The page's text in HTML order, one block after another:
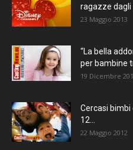
ragazze dagli
23 Maggio 2013
“La bella
per bambine
19 Dicembre
Cercasi bimbi
12...
22 Maggio 2012